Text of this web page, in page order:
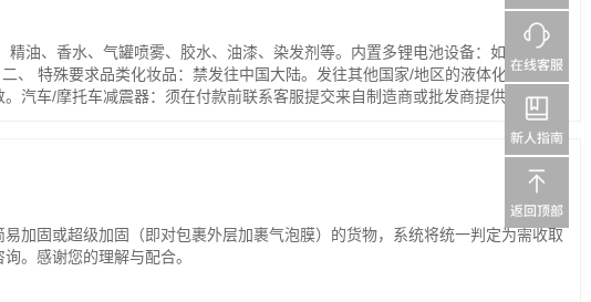
油、香水、气罐喷雾、胶水、油漆、染发剂等。内置多锂电池设备：如
、 特殊要求品类化妆品：禁发往中国大陆。发往其他国家/地区的液体化妆品
汽车/摩托车减震器：须在付款前联系客服提交来自制造商或批发商提供的安全
电池 ×1。超出合理部分需单独申报（例如一台设备里有2个以上充电器）。套装
加固或超级加固（即对包裹外层加裹气泡膜）的货物，系统将统一判定为需收取
。感谢您的理解与配合。